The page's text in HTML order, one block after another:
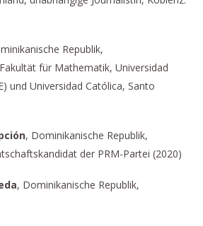
Republik,
für Mathematik, Universidad
und Universidad Católica, Santo
, Dominikanische Republik,
der PRM-Partei (2020)
, Dominikanische Republik,